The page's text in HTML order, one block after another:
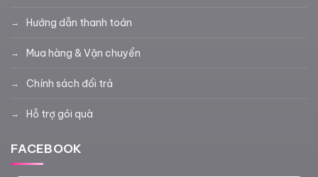
Hướng dẫn thanh toán
Mua hàng & Vận chuyển
Chính sách đổi trả
Hỗ trợ gói quà
FACEBOOK